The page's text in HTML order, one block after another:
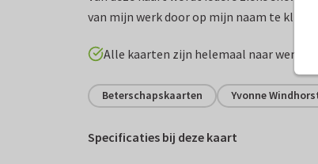
van mijn werk door op mijn naam te
Alle kaarten zijn helemaal naar wens
Beterschapskaarten Yvonne
Specificaties bij deze kaart